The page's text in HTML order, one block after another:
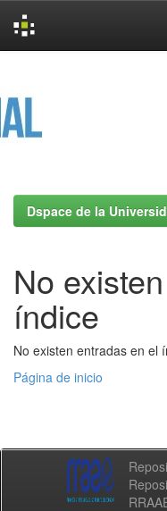
Dspace de la
No
índice
No existen entradas en el
Página de inicio